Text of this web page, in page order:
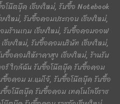
น๊ตบุ๊ค เชียงใหม่, รับซื้อ Notebook
ใหม่, รับซื้อคอมประกอบ เชียงใหม่,
มร้านเกม เชียงใหม่, รับซื้อคอมออฟ
ชียงใหม่, รับซื้อคอมบริษัท เชียงใหม่,
อคอมให้ราคาสูง เชียงใหม่, ร้านรับ
ร์ ใกล้ฉัน รับซื้อโน๊ตบุ๊ค รับซื้อคอม
ซื้อคอม ม.แม่โจ้, รับซื้อโน๊ตบุ๊ค รับซื้อ
อโน๊ตบุ๊ค รับซื้อคอม เทคโนโลยีราช